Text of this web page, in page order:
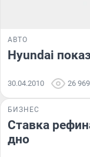
АВТО
Hyundai
30.04.2010 26 969
БИЗНЕС
Ставка
дно